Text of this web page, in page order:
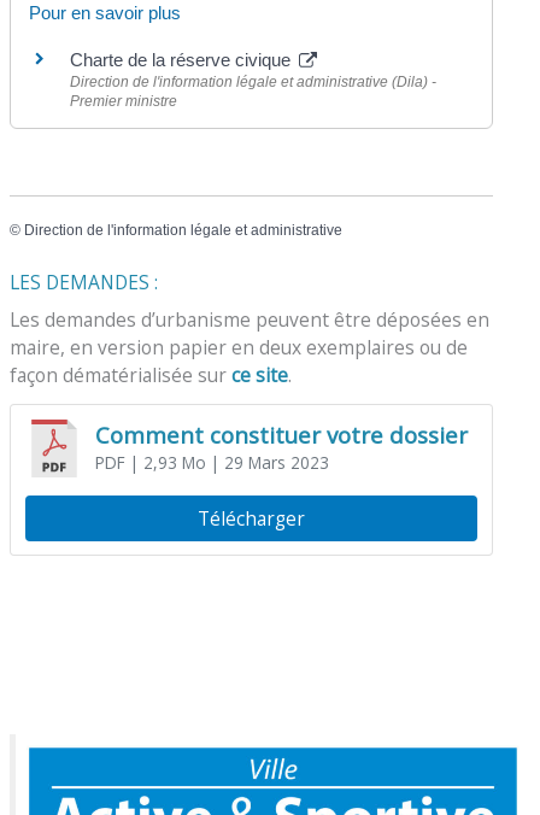
Pour en savoir plus
Charte de la réserve civique
Direction de l'information légale et administrative (Dila) -
Premier ministre
© Direction de l'information légale et administrative
LES DEMANDES :
Les demandes d’urbanisme peuvent être déposées en
maire, en version papier en deux exemplaires ou de
façon dématérialisée surce site.
Comment constituer votre dossier
PDF| 2,93 Mo | 29 Mars 2023
Télécharger